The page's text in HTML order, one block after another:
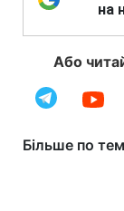
на
Або
Більше по